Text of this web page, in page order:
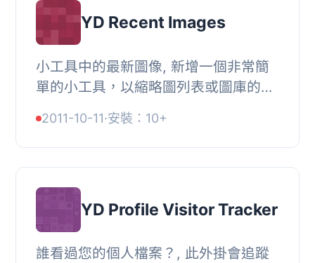
YD Recent Images
小工具中的最新圖像, 新增一個非常簡
單的小工具，以縮略圖列表或圖庫的形
以選擇顯示圖庫中的任何圖像或僅顯示
附加在實際...
2011-10-11·安裝：10+
YD Profile Visitor Tracker
誰看過您的個人檔案？, 此外掛會追蹤